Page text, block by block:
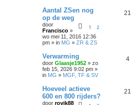
Aantal ZSen nog
op de weg
1 2
door
Francisco »
wo mei 11, 2016 12:36
pm » in MG » ZR & ZS
21
Verwarming
door Glaasje1952 » zo
feb 15, 2026 9:02 pm »
in MG » MGF, TF & SV
4
Hoeveel actieve
600 en 800 rijders?
door rovik88
21